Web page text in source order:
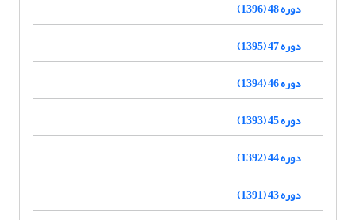
دوره 48 (1396)
دوره 47 (1395)
دوره 46 (1394)
دوره 45 (1393)
دوره 44 (1392)
دوره 43 (1391)